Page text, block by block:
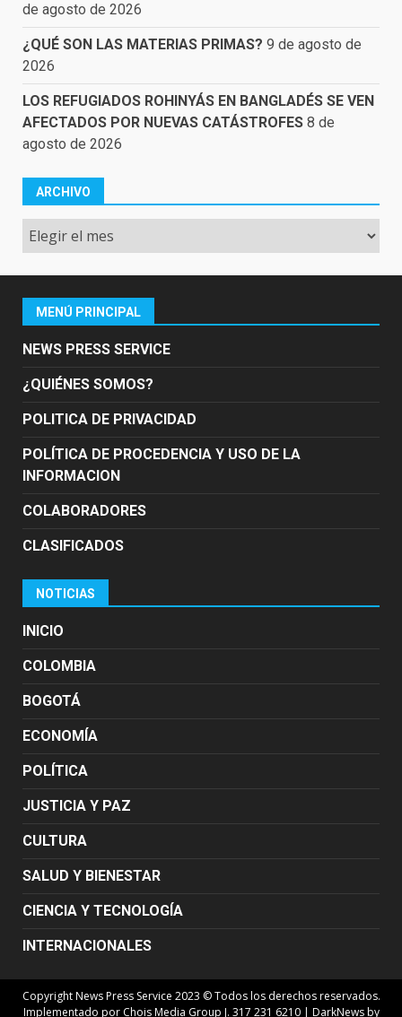
de agosto de 2026
¿QUÉ SON LAS MATERIAS PRIMAS? 9 de agosto de
2026
LOS REFUGIADOS ROHINYÁS EN BANGLADÉS SE VEN
AFECTADOS POR NUEVAS CATÁSTROFES 8 de
agosto de 2026
ARCHIVO
Archivo
MENÚ PRINCIPAL
NEWS PRESS SERVICE
¿QUIÉNES SOMOS?
POLITICA DE PRIVACIDAD
POLÍTICA DE PROCEDENCIA Y USO DE LA
INFORMACION
COLABORADORES
CLASIFICADOS
NOTICIAS
INICIO
COLOMBIA
BOGOTÁ
ECONOMÍA
POLÍTICA
JUSTICIA Y PAZ
CULTURA
SALUD Y BIENESTAR
CIENCIA Y TECNOLOGÍA
INTERNACIONALES
Copyright News Press Service 2023 © Todos los derechos reservados.
Implementado por Chois Media Group J. 317 231 6210 | DarkNewsby